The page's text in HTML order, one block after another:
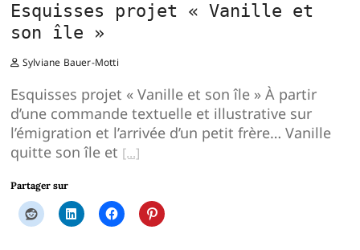
Esquisses projet « Vanille et
son île »
Sylviane Bauer-Motti
Esquisses projet « Vanille et son île » À partir
d’une commande textuelle et illustrative sur
l’émigration et l’arrivée d’un petit frère… Vanille
quitte son île et
Partager sur